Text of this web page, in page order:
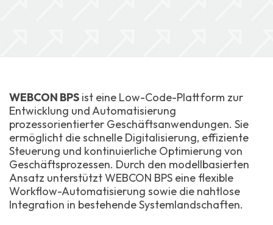
WEBCON BPS ist eine Low-Code-Plattform zur
Entwicklung und Automatisierung
prozessorientierter Geschäftsanwendungen. Sie
ermöglicht die schnelle Digitalisierung, effiziente
Steuerung und kontinuierliche Optimierung von
Geschäftsprozessen. Durch den modellbasierten
Ansatz unterstützt WEBCON BPS eine flexible
Workflow-Automatisierung sowie die nahtlose
Integration in bestehende Systemlandschaften.